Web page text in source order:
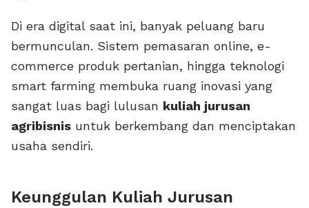
Di era digital saat ini, banyak peluang baru
bermunculan. Sistem pemasaran online, e-
commerce produk pertanian, hingga teknologi
smart farming membuka ruang inovasi yang
sangat luas bagi lulusan kuliah jurusan
agribisnis untuk berkembang dan menciptakan
usaha sendiri.
Keunggulan Kuliah Jurusan